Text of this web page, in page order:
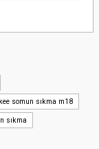
somun sıkma m18
sıkma